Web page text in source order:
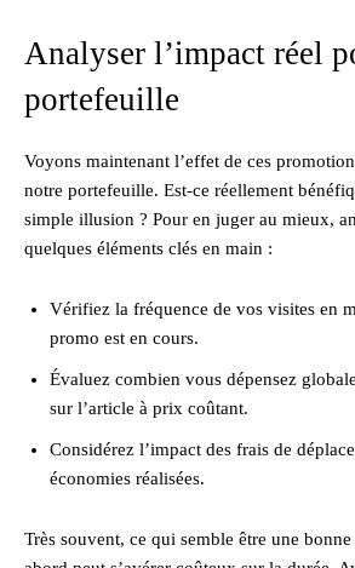
Analyser l’impact réel
portefeuille
Voyons maintenant l’effet de ces
notre portefeuille. Est-ce réellement
simple illusion ? Pour en juger au mieux,
quelques éléments clés en main :
Vérifiez la fréquence de vos visites en
promo est en cours.
Évaluez combien vous dépensez
sur l’article à prix coûtant.
Considérez l’impact des frais de
économies réalisées.
Très souvent, ce qui semble être une